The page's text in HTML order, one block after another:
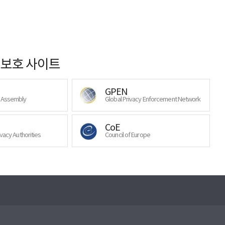
호 사이트
GPEN
Global Privacy Enforcement Network
Authorities
CoE
Council of Europe